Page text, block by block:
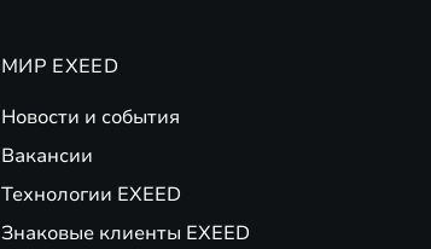
МИР EXEED
Новости и события
Вакансии
Технологии EXEED
Знаковые клиенты EXEED